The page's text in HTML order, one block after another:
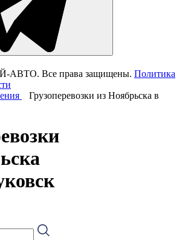
АВТО. Все права защищены. Политика
Грузоперевозки из Ноябрьска в